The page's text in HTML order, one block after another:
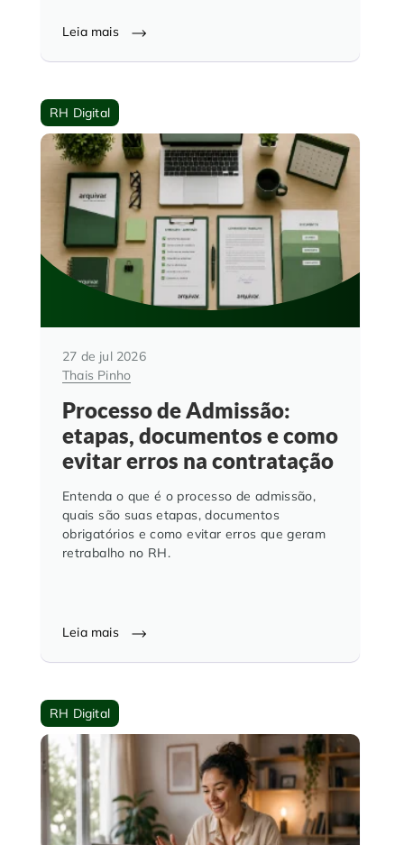
Leia mais
RH Digital
27 de jul 2026
Thais Pinho
Processo de Admissão:
etapas, documentos e como
evitar erros na contratação
Entenda o que é o processo de admissão,
quais são suas etapas, documentos
obrigatórios e como evitar erros que geram
retrabalho no RH.
Leia mais
RH Digital